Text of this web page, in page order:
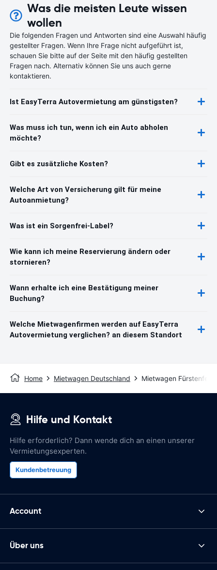
Was die meisten Leute wissen
wollen
Die folgenden Fragen und Antworten sind eine Auswahl häufig
gestellter Fragen. Wenn Ihre Frage nicht aufgeführt ist,
schauen Sie bitte auf der Seite mit den häufig gestellten
Fragen nach. Alternativ können Sie uns auch gerne
kontaktieren.
Ist EasyTerra Autovermietung am günstigsten?
Was muss ich tun, wenn ich ein Auto abholen
möchte?
Gibt es zusätzliche Kosten?
Welche Art von Versicherung gilt für meine
Autoanmietung?
Was ist ein Sorgenfrei-Label?
Wie kann ich meine Reservierung ändern oder
stornieren?
Wann erhalte ich eine Bestätigung meiner
Buchung?
Welche Mietwagenfirmen werden auf EasyTerra
Autovermietung verglichen? an diesem Standort
Home Mietwagen Deutschland Mietwagen
Hilfe und Kontakt
Hilfe erforderlich? Dann wende dich an einen unserer
Vermietungsexperten.
Kundenbetreuung
Account
Über uns